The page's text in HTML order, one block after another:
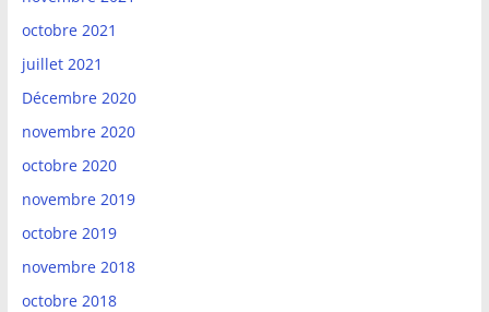
octobre 2021
juillet 2021
Décembre 2020
novembre 2020
octobre 2020
novembre 2019
octobre 2019
novembre 2018
octobre 2018